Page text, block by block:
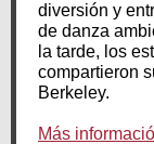
diversión y
de danza
la tarde, los
compartieron
Berkeley.
Más